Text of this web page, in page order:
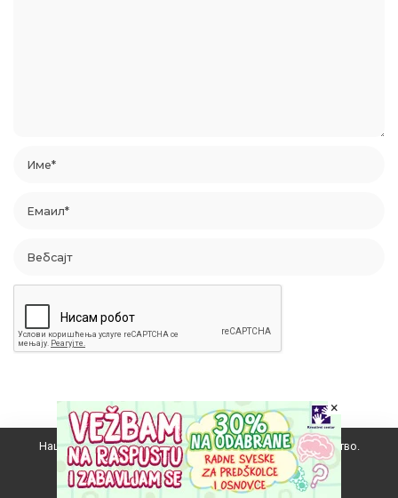
Наш вебсајт користи колачиће да побољша ваше искуство.
Прихватам
×